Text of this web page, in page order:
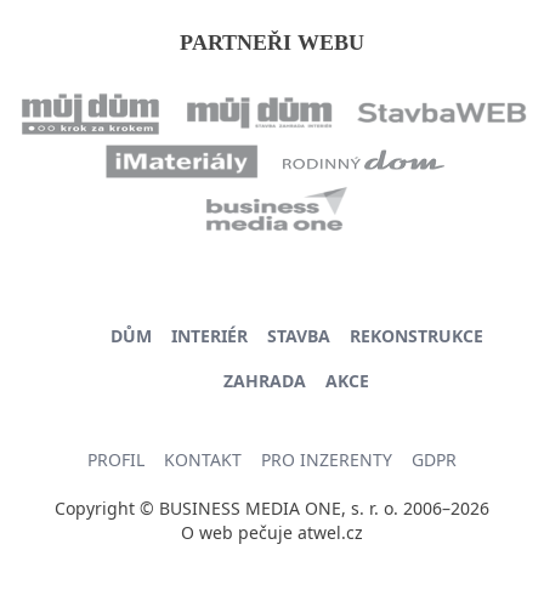
PARTNEŘI WEBU
DŮM INTERIÉR STAVBA
REKONSTRUKCE
ZAHRADA
AKCE
PROFIL KONTAKT PRO INZERENTY GDPR
Copyright © BUSINESS MEDIA ONE, s. r. o. 2006–2026